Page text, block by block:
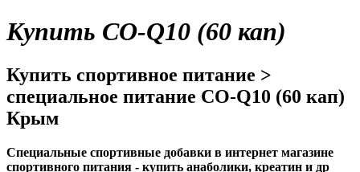
Купить CO-Q10 (60 кап)
Купить спортивное питание >
специальное питание CO-Q10 (60 кап)
Крым
Специальные спортивные добавки в интернет магазине
спортивного питания - купить анаболики, креатин и др